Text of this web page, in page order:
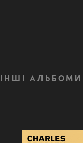
ІНШІ АЛЬБОМИ